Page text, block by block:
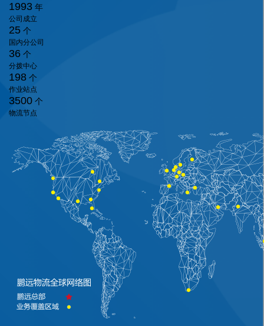
1993 年
公司成立
25 个
国内分公司
36 个
分拨中心
198 个
作业站点
3500 个
物流节点